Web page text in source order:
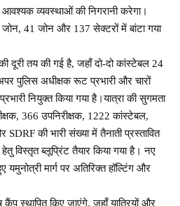
व्यवस्थाओं की निगरानी करेगा।
जोन, 41 जोन और 137 सेक्टरों में बांटा गया
दूरी तय की गई है, जहाँ दो-दो कांस्टेबल 24
पुलिस अधीक्षक रूट प्रभारी और चारों
नियुक्त किया गया है।यात्रा की सुगमता
366 उपनिरीक्षक, 1222 कांस्टेबल,
SDRF की भारी संख्या में तैनाती प्रस्तावित
हेतु विस्तृत ब्लूप्रिंट तैयार किया गया है। नए
मार्ग पर अतिरिक्त हॉल्टिंग और
स्थापित किए जाएंगे, जहाँ यात्रियों और